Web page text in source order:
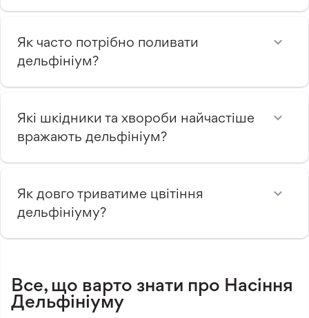
Як часто потрібно поливати
дельфініум?
Які шкідники та хвороби найчастіше
вражають дельфініум?
Як довго триватиме цвітіння
дельфініуму?
Все, що варто знати про Насіння
Дельфініуму